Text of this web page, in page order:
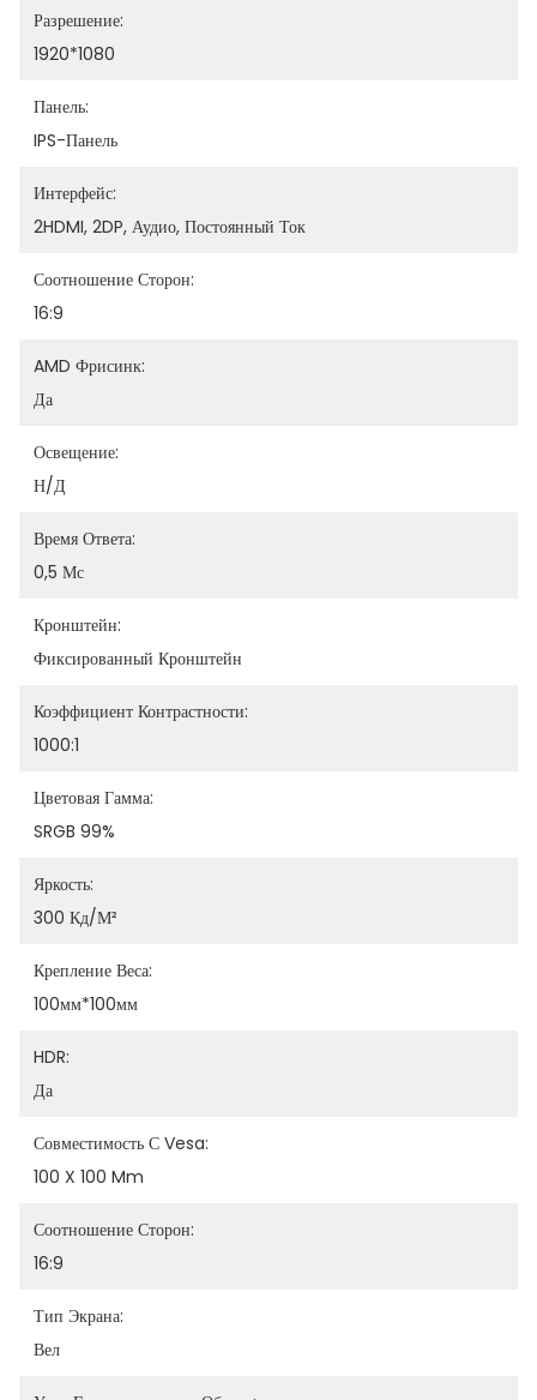
Разрешение:
1920*1080
Панель:
IPS-Панель
Интерфейс:
2HDMI, 2DP, Аудио, Постоянный Ток
Соотношение Сторон:
16:9
AMD Фрисинк:
Да
Освещение:
Н/Д
Время Ответа:
0,5 Мс
Кронштейн:
Фиксированный Кронштейн
Коэффициент Контрастности:
1000:1
Цветовая Гамма:
SRGB 99%
Яркость:
300 Кд/м²
Крепление Веса:
100мм*100мм
HDR:
Да
Совместимость С Vesa:
100 X 100 Mm
Соотношение Сторон:
16:9
Тип Экрана:
Вел